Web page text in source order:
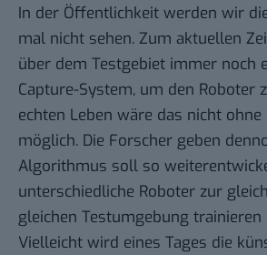
In der Öffentlichkeit werden wir
mal nicht sehen. Zum aktuellen
über dem Testgebiet immer noch
Capture-System, um den Roboter
echten Leben wäre das nicht ohne
möglich. Die Forscher geben
Algorithmus soll so
unterschiedliche Roboter zur
gleichen Testumgebung trainieren
Vielleicht wird eines Tages die